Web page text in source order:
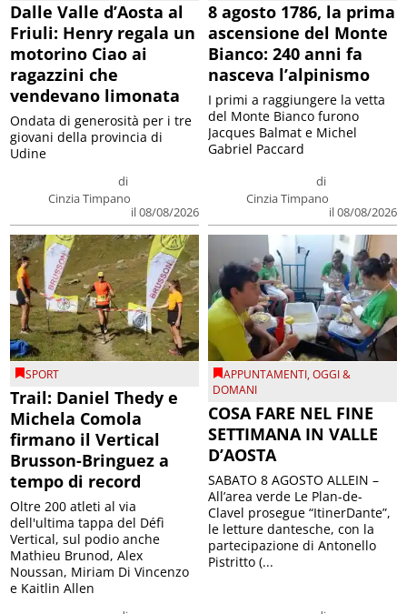
Dalle Valle d’Aosta al
Friuli: Henry regala un
motorino Ciao ai
ragazzini che
vendevano limonata
di
Cinzia Timpano
il 08/08/2026
Ondata di generosità per i tre
giovani della provincia di
Udine
8 agosto 1786, la prima
ascensione del Monte
Bianco: 240 anni fa
nasceva l’alpinismo
di
Cinzia Timpano
il 08/08/2026
I primi a raggiungere la vetta
del Monte Bianco furono
Jacques Balmat e Michel
Gabriel Paccard
SPORT
Trail: Daniel Thedy e
Michela Comola
firmano il Vertical
Brusson-Bringuez a
tempo di record
Oltre 200 atleti al via
dell'ultima tappa del Défì
Vertical, sul podio anche
Mathieu Brunod, Alex
Noussan, Miriam Di Vincenzo
e Kaitlin Allen
APPUNTAMENTI,OGGI &
DOMANI
COSA FARE NEL FINE
SETTIMANA IN VALLE
D’AOSTA
SABATO 8 AGOSTO ALLEIN –
All’area verde Le Plan-de-
Clavel prosegue “ItinerDante”,
le letture dantesche, con la
partecipazione di Antonello
Pistritto (...